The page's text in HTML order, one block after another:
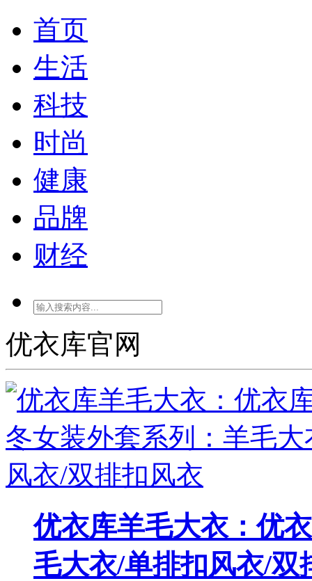
首页
生活
科技
时尚
健康
品牌
财经
优衣库官网
优衣库羊毛大衣：优
毛大衣/单排扣风衣/双